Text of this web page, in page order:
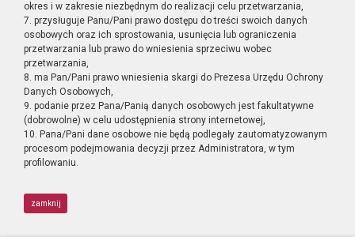
okres i w zakresie niezbędnym do realizacji celu przetwarzania,
7. przysługuje Panu/Pani prawo dostępu do treści swoich danych
osobowych oraz ich sprostowania, usunięcia lub ograniczenia
przetwarzania lub prawo do wniesienia sprzeciwu wobec
przetwarzania,
8. ma Pan/Pani prawo wniesienia skargi do Prezesa Urzędu Ochrony
Danych Osobowych,
9. podanie przez Pana/Panią danych osobowych jest fakultatywne
(dobrowolne) w celu udostępnienia strony internetowej,
10. Pana/Pani dane osobowe nie będą podlegały zautomatyzowanym
procesom podejmowania decyzji przez Administratora, w tym
profilowaniu.
zamknij